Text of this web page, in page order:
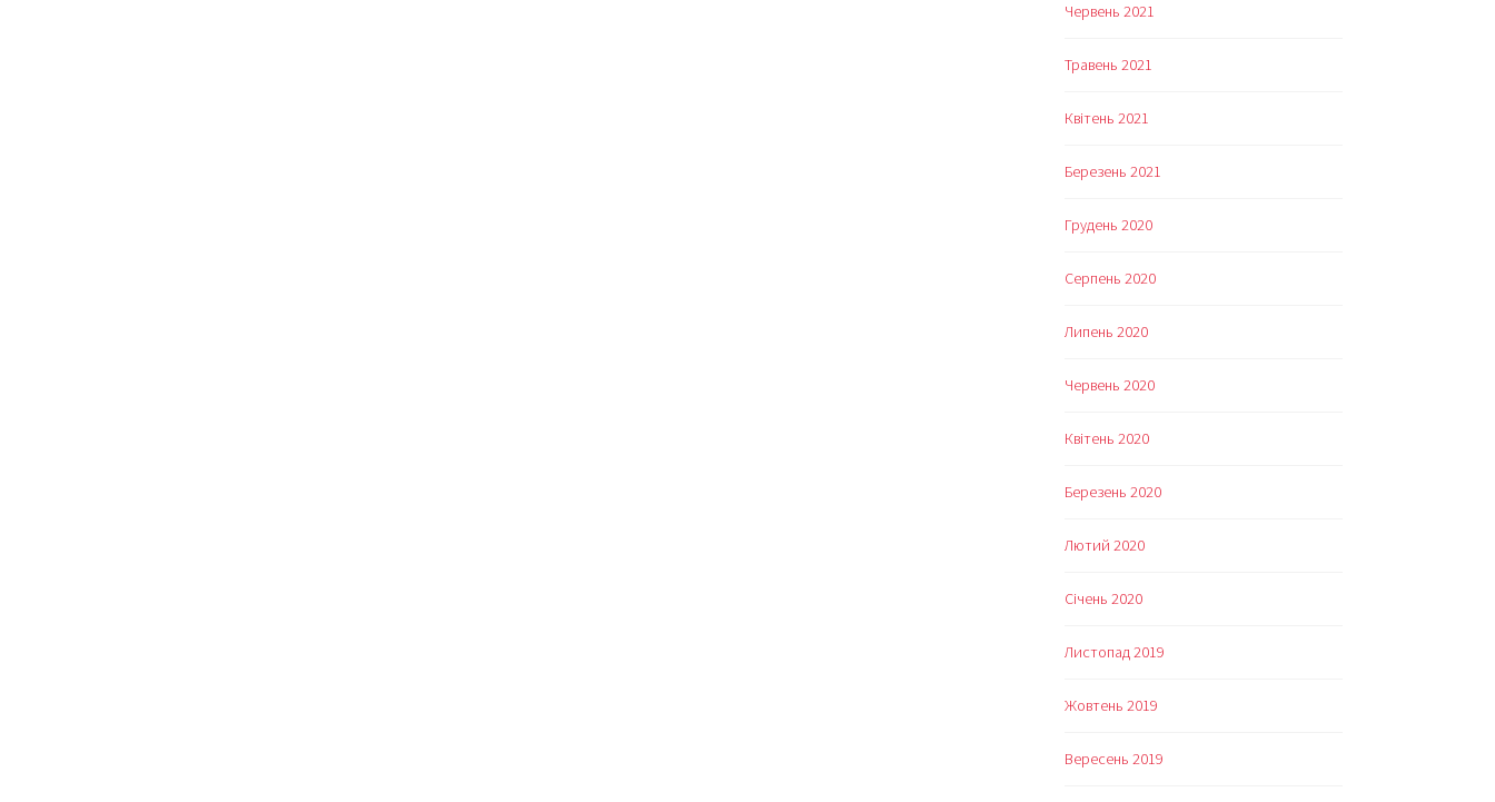
Червень 2021
Травень 2021
Квітень 2021
Березень 2021
Грудень 2020
Серпень 2020
Липень 2020
Червень 2020
Квітень 2020
Березень 2020
Лютий 2020
Січень 2020
Листопад 2019
Жовтень 2019
Вересень 2019